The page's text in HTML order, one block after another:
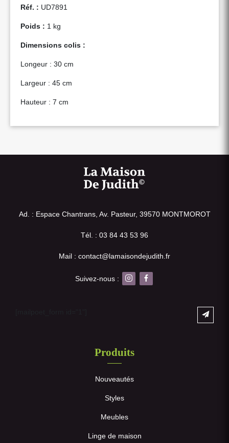
Réf. : UD7891
Poids : 1 kg
Dimensions colis :
Longeur : 30 cm
Largeur : 45 cm
Hauteur : 7 cm
Ad. : Espace Chantrans, Av. Pasteur, 39570 MONTMOROT
Tél. : 03 84 43 53 96
Mail : contact@lamaisondejudith.fr
Suivez-nous :
Produits
Nouveautés
Styles
Meubles
Linge de maison